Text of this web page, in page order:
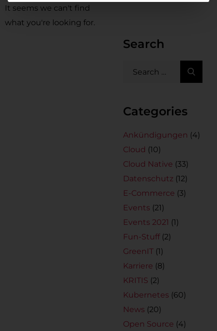
It seems we can't find
what you're looking for.
Search
Categories
Ankündigungen (4)
Cloud (10)
Cloud Native (33)
Datenschutz (12)
E-Commerce (3)
Events (21)
Events 2021 (1)
Fun-Stuff (2)
GreenIT (1)
Karriere (8)
KRITIS (2)
Kubernetes (60)
News (20)
Open Source (4)